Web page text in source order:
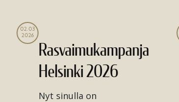
02.03
2026
Rasvaimukampanja
Helsinki 2026
Nyt sinulla on